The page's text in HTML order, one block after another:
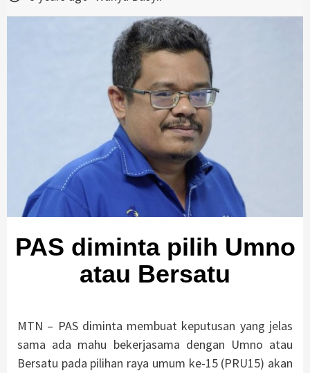
PAS diminta pilih Umno
atau Bersatu
MTN – PAS diminta membuat keputusan yang jelas
sama ada mahu bekerjasama dengan Umno atau
Bersatu pada pilihan raya umum ke-15 (PRU15) akan